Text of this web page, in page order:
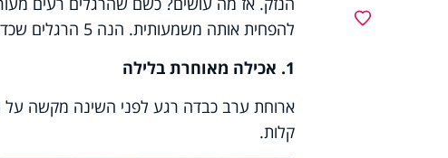
להפחית אותה משמעותית. הנה 5 הרגלים שכדאי לשנות באופן מיידי:
1. אכילה מאוחרת בלילה
ארוחת ערב כבדה רגע לפני השינה מקשה על
קלות.